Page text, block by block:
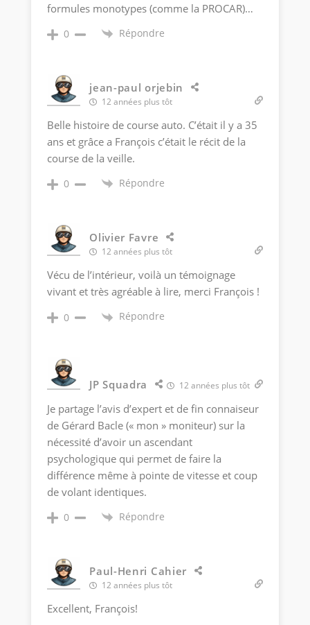
formules monotypes (comme la PROCAR)…
0 Répondre
jean-paul orjebin
12 années plus tôt
Belle histoire de course auto. C’était il y a 35
ans et grâce a François c’était le récit de la
course de la veille.
0 Répondre
Olivier Favre
12 années plus tôt
Vécu de l’intérieur, voilà un témoignage
vivant et très agréable à lire, merci François !
0 Répondre
JP Squadra 12 années plus tôt
Je partage l’avis d’expert et de fin connaiseur
de Gérard Bacle (« mon » moniteur) sur la
nécessité d’avoir un ascendant
psychologique qui permet de faire la
différence même à pointe de vitesse et coup
de volant identiques.
0 Répondre
Paul-Henri Cahier
12 années plus tôt
Excellent, François!